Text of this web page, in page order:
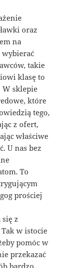
oraz
na
wybierać
takie
klasę to
W sklepie
które
tego,
z ofert,
właściwe
U nas bez
To
prościej
z
w istocie
pomóc w
przekazać